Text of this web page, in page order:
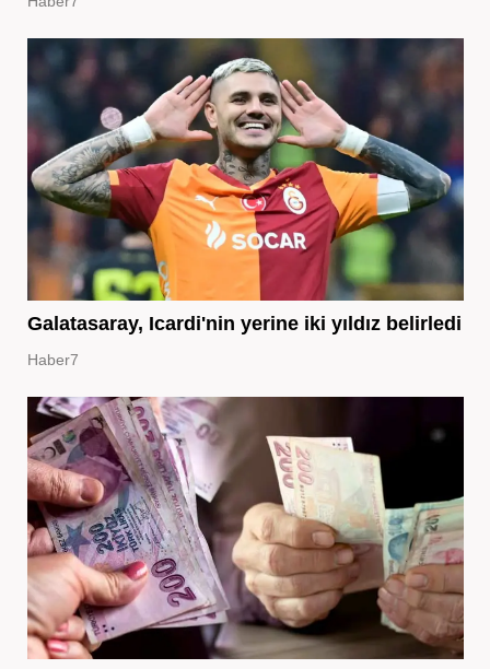
Galatasaray, Icardi'nin yerine iki yıldız belirledi
Haber7